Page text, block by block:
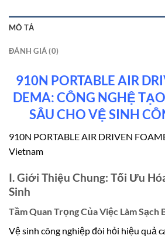
MÔ TẢ
ĐÁNH GIÁ (0)
910N PORTABLE AIR
DEMA: CÔNG NGHỆ
SÂU CHO VỆ SINH
910N PORTABLE AIR DRIVEN
Vietnam
I. Giới Thiệu Chung: Tối Ưu
Sinh
Tầm Quan Trọng Của Việc Làm Sạch
Vệ sinh công nghiệp đòi hỏi hiệu quả